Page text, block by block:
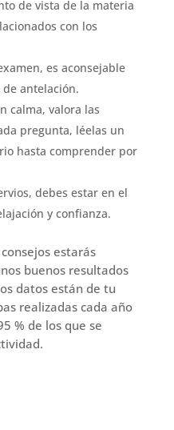
de vista de la materia
con los
es aconsejable
antelación.
calma, valora las
pregunta, léelas un
hasta comprender por
debes estar en el
y confianza.
estarás
buenos resultados
datos están de tu
realizadas cada año
% de los que se